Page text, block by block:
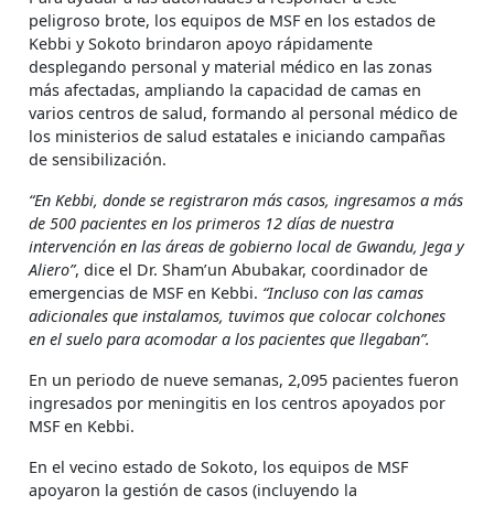
peligroso brote, los equipos de MSF en los estados de
Kebbi y Sokoto brindaron apoyo rápidamente
desplegando personal y material médico en las zonas
más afectadas, ampliando la capacidad de camas en
varios centros de salud, formando al personal médico de
los ministerios de salud estatales e iniciando campañas
de sensibilización.
“En Kebbi, donde se registraron más casos, ingresamos a más
de 500 pacientes en los primeros 12 días de nuestra
intervención en las áreas de gobierno local de Gwandu, Jega y
Aliero”, dice el Dr. Sham’un Abubakar, coordinador de
emergencias de MSF en Kebbi. “Incluso con las camas
adicionales que instalamos, tuvimos que colocar colchones
en el suelo para acomodar a los pacientes que llegaban”.
En un periodo de nueve semanas, 2,095 pacientes fueron
ingresados por meningitis en los centros apoyados por
MSF en Kebbi.
En el vecino estado de Sokoto, los equipos de MSF
apoyaron la gestión de casos (incluyendo la